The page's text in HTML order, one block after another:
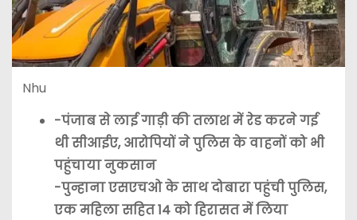
Nhu
-पंजाब से लाई गाड़ी की तलाश में रेड करने गई
थी सीआईए, आरोपियों ने पुलिस के वाहनों को भी
पहुंचाया नुकसान
-पुन्हाना एसएचओ के साथ दोबारा पहुंची पुलिस,
एक महिला सहित 14 को हिरासत में लिया